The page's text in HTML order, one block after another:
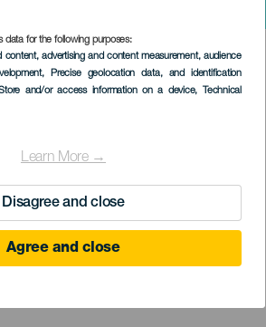
data for the following purposes:
content, advertising and content measurement, audience
, Precise geolocation data, and identification
and/or access information on a device, Technical
Learn More →
Disagree and close
Agree and close